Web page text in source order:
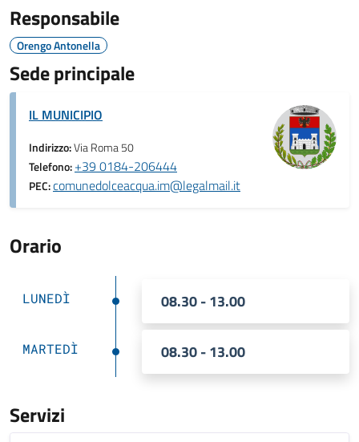
Responsabile
Orengo Antonella
Sede principale
IL MUNICIPIO
Indirizzo:Via Roma 50
Telefono:+39 0184-206444
PEC:comunedolceacqua.im@legalmail.it
Orario
LUNEDÌ 08.30 - 13.00
MARTEDÌ 08.30 - 13.00
Servizi